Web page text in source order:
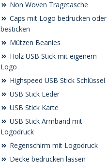
Non Woven Tragetasche
Caps mit Logo bedrucken oder
besticken
Mützen Beanies
Holz USB Stick mit eigenem
Logo
Highspeed USB Stick Schlüssel
USB Stick Leder
USB Stick Karte
USB Stick Armband mit
Logodruck
Regenschirm mit Logodruck
Decke bedrucken lassen